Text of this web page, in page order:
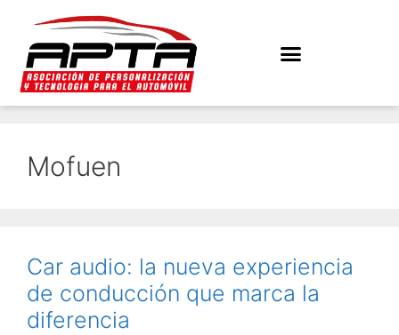
Mofuen
Car audio: la nueva experiencia
de conducción que marca la
diferencia